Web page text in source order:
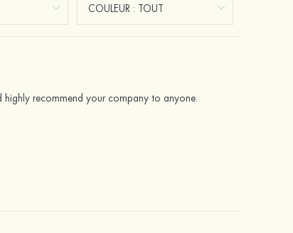
highly recommend your company to anyone.